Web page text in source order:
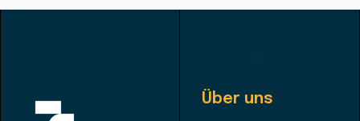
Über uns